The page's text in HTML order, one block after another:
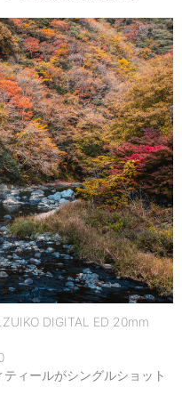
DIGITAL ED 20mm
ィールがシングルショット